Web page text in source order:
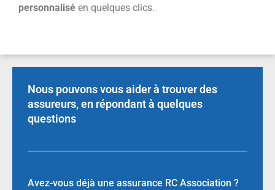
personnalisé en quelques clics.
Nous pouvons vous aider à trouver des
assureurs, en répondant à quelques
questions
Avez-vous déjà une assurance RC Association ?